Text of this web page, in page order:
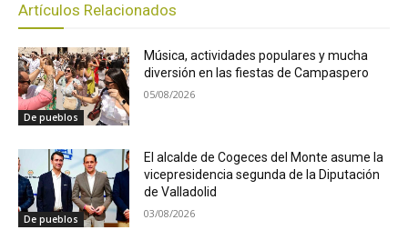
Artículos Relacionados
De pueblos
Música, actividades populares y mucha
diversión en las fiestas de Campaspero
05/08/2026
De pueblos
El alcalde de Cogeces del Monte asume la
vicepresidencia segunda de la Diputación
de Valladolid
03/08/2026